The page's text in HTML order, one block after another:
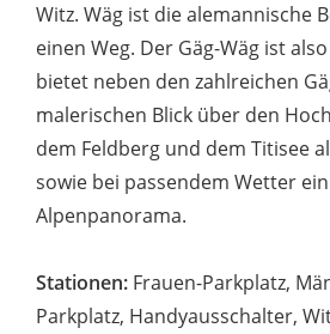
Witz. Wäg ist die alemannische
einen Weg. Der Gäg-Wäg ist
bietet neben den zahlreichen
malerischen Blick über den
dem Feldberg und dem Titisee
sowie bei passendem Wetter
Alpenpanorama.
Stationen: Frauen-Parkplatz,
Parkplatz, Handyausschalter,